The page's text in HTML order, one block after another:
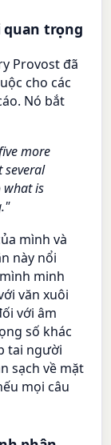
quan trọng
Provost đã
cho các
Nó bắt
more
several
what is
mình và
này nổi
minh
văn xuôi
với âm
số khác
tai người
sạch về mặt
mọi câu